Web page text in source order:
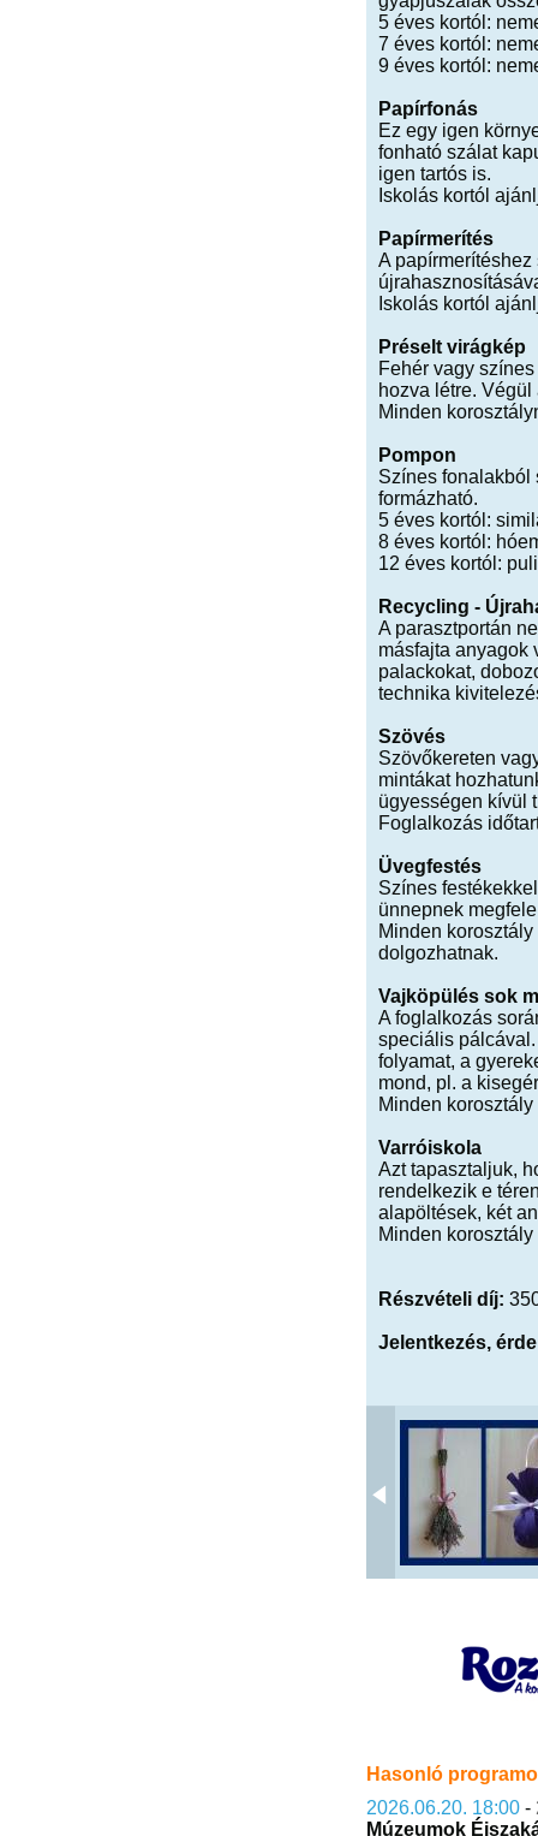
5 éves kortól:
7 éves kortól:
9 éves kortól:
Papírfonás
Ez egy igen
fonható szálat
igen tartós is.
Iskolás kortól
Papírmerítés
A
Iskolás kortól
Préselt virágkép
Fehér vagy
hozva létre.
Minden
Pompon
Színes fonalakból
formázható.
5 éves kortól:
8 éves kortól:
12 éves kortól:
Recycling -
A parasztportán
másfajta anyagok
palackokat,
technika
Szövés
Szövőkereten
mintákat
ügyességen kívül
Foglalkozás
Üvegfestés
Színes
ünnepnek
Minden
dolgozhatnak.
Vajköpülés sok
A foglalkozás
speciális
folyamat, a
mond, pl. a
Minden
Varróiskola
Azt tapasztaljuk,
rendelkezik e
alapöltések, két
Minden
Részvételi díj:
Jelentkezés,
Hasonló
2026.06.20. 18:00 -
Múzeumok